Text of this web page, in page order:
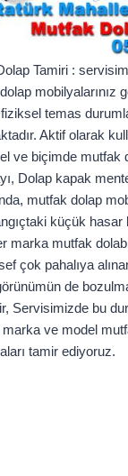
Tamiri :
mobilyalarınız
temas
Aktif olarak
ve biçimde mutfak
Dolap kapak
mutfak dolap
küçük hasar
marka mutfak
çok pahalıya
de
Servisimizde bu
ve model
tamir ediyoruz.